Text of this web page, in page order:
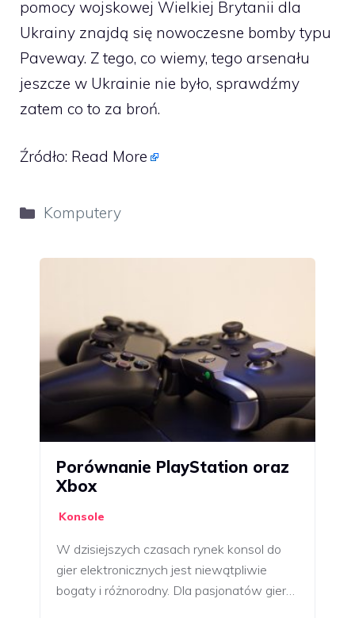
pomocy wojskowej Wielkiej Brytanii dla
Ukrainy znajdą się nowoczesne bomby typu
Paveway. Z tego, co wiemy, tego arsenału
jeszcze w Ukrainie nie było, sprawdźmy
zatem co to za broń.
Źródło: Read More
Kategorie
Komputery
Porównanie PlayStation oraz
Xbox
Konsole
W dzisiejszych czasach rynek konsol do
gier elektronicznych jest niewątpliwie
bogaty i różnorodny. Dla pasjonatów gier…